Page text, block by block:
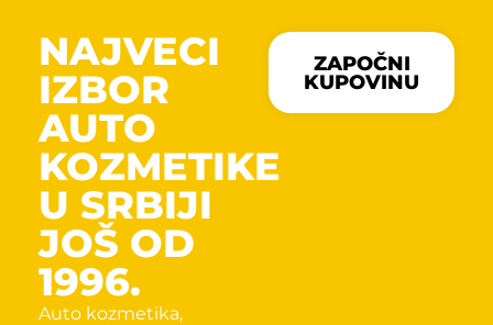
NAJVECI
IZBOR
AUTO
KOZMETIKE
U SRBIJI
JOŠ OD
1996.
Auto kozmetika,
ZAPOČNI
KUPOVINU